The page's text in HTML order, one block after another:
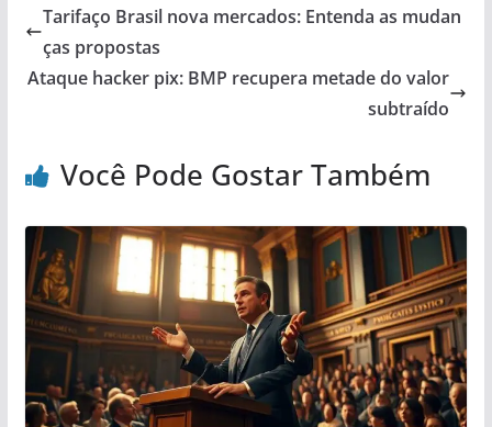
Tarifaço Brasil nova mercados: Entenda as mudan
ças propostas
Ataque hacker pix: BMP recupera metade do valor
subtraído
Você Pode Gostar Também